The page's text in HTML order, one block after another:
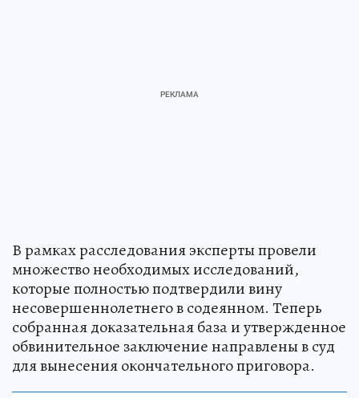
В рамках расследования эксперты провели
множество необходимых исследований,
которые полностью подтвердили вину
несовершеннолетнего в содеянном. Теперь
собранная доказательная база и утвержденное
обвинительное заключение направлены в суд
для вынесения окончательного приговора.